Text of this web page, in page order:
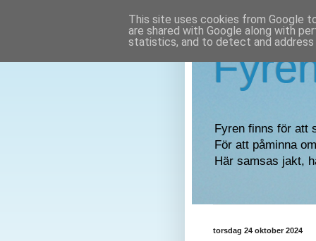
Fyren finns för att
För att påminna
Här samsas jakt,
torsdag 24 oktober 2024
This site uses cookies from Google
are shared with Google along with
statistics, and to detect and address